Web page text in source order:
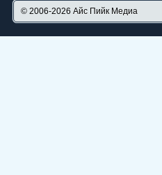
© 2006-2026 Айс Пийк Медиа